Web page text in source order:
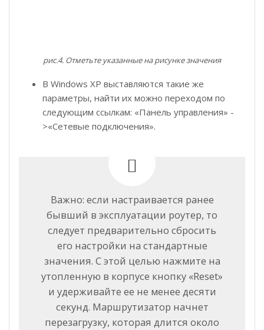
рис.4. Отметьте указанные на рисунке значения
В Windows XP выставляются такие же
параметры, найти их можно переходом по
следующим ссылкам: «Панель управления» -
>«Сетевые подключения».
Важно: если настраивается ранее
бывший в эксплуатации роутер, то
следует предварительно сбросить
его настройки на стандартные
значения. С этой целью нажмите на
утопленную в корпусе кнопку «Reset»
и удерживайте ее не менее десяти
секунд. Маршрутизатор начнет
перезагрузку, которая длится около